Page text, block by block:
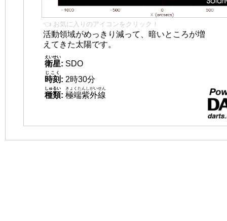
👈 お気に入りのアイコンをクリック！
活動領域がめっきり減って、暗いところが増
えてきた太陽です。
衛星
えいせい
: SDO
時刻
じこく
: 2時30分
種類
しゅるい
: 極端紫外線
きょくたんしがいせん